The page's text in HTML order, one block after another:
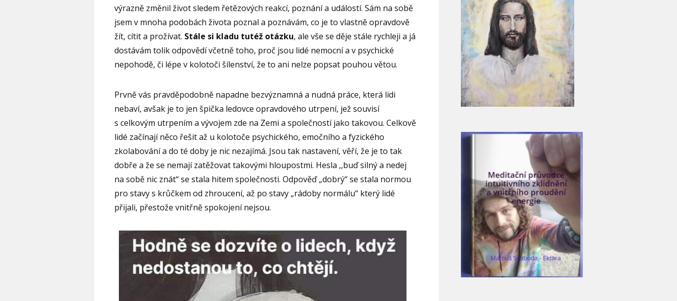
výrazně změnil život sledem řetězových reakcí, poznání a událostí. Sám na sobě
jsem v mnoha podobách života poznal a poznávám, co je to vlastně opravdově
žít, cítit a prožívat. Stále si kladu tutéž otázku, ale vše se děje stále rychleji a já
dostávám tolik odpovědí včetně toho, proč jsou lidé nemocní a v psychické
nepohodě, či lépe v kolotoči šílenství, že to ani nelze popsat pouhou větou.
Prvně vás pravděpodobně napadne bezvýznamná a nudná práce, která lidi
nebaví, avšak je to jen špička ledovce opravdového utrpení, jež souvisí
s celkovým utrpením a vývojem zde na Zemi a společností jako takovou. Celkově
lidé začínají něco řešit až u kolotoče psychického, emočního a fyzického
zkolabování a do té doby je nic nezajímá. Jsou tak nastavení, věří, že je to tak
dobře a že se nemají zatěžovat takovými hloupostmi. Hesla ,,buď silný a nedej
na sobě nic znát“ se stala hitem společnosti. Odpověď „dobrý“ se stala normou
pro stavy s krůčkem od zhroucení, až po stavy „rádoby normálu“ který lidé
přijali, přestože vnitřně spokojení nejsou.